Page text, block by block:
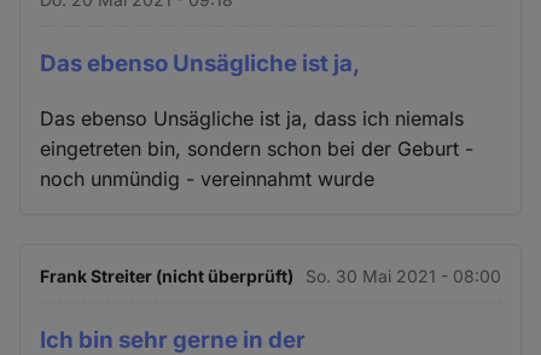
Das ebenso Unsägliche ist ja,
Das ebenso Unsägliche ist ja, dass ich niemals
eingetreten bin, sondern schon bei der Geburt -
noch unmündig - vereinnahmt wurde
Frank Streiter (nicht überprüft) So. 30 Mai 2021 - 08:00
Ich bin sehr gerne in der